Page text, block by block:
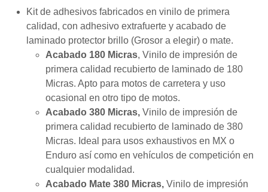
Kit de adhesivos fabricados en vinilo de primera
calidad, con adhesivo extrafuerte y acabado de
laminado protector brillo (Grosor a elegir) o mate.
Acabado 180 Micras, Vinilo de impresión de
primera calidad recubierto de laminado de 180
Micras. Apto para motos de carretera y uso
ocasional en otro tipo de motos.
Acabado 380 Micras, Vinilo de impresión de
primera calidad recubierto de laminado de 380
Micras. Ideal para usos exhaustivos en MX o
Enduro así como en vehículos de competición en
cualquier modalidad.
Acabado Mate 380 Micras, Vinilo de impresión
Experiencia
Para que
nuestra web
funcione lo
mejor posible
durante tu
visita. Si
rechaza estas
cookies,
algunas
funcionalidades
desaparecerán
de la web.